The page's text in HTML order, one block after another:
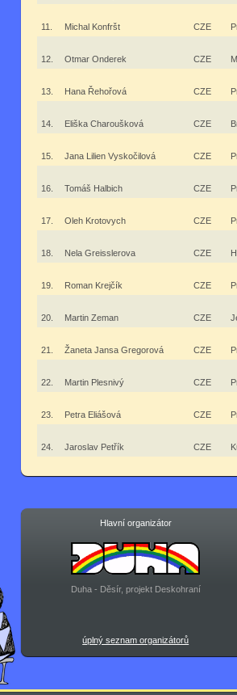
11. Michal Konfršt CZE
12. Otmar Onderek CZE
13. Hana Řehořová CZE
14. Eliška Charoušková CZE
15. Jana Lilien Vyskočilová CZE
16. Tomáš Halbich CZE
17. Oleh Krotovych CZE
18. Nela Greisslerova CZE
19. Roman Krejčík CZE
20. Martin Zeman CZE
21. Žaneta Jansa Gregorová CZE
22. Martin Plesnivý CZE
23. Petra Eliášová CZE
24. Jaroslav Petřík CZE
Hlavní organizátor
Duha - Děsír, projekt Deskohraní
úplný seznam organizátorů